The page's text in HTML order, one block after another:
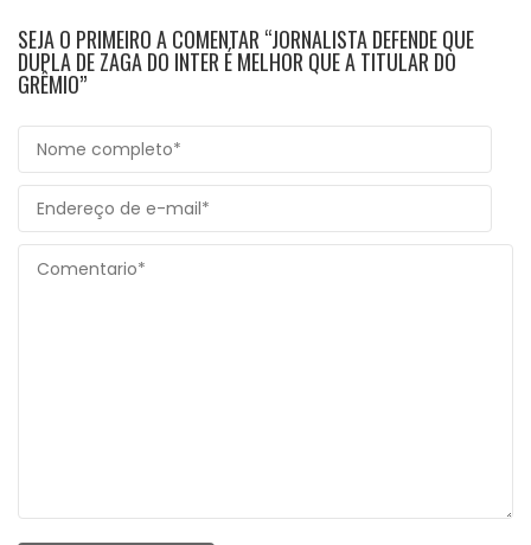
SEJA O PRIMEIRO A COMENTAR “JORNALISTA DEFENDE QUE
DUPLA DE ZAGA DO INTER É MELHOR QUE A TITULAR DO
GRÊMIO”